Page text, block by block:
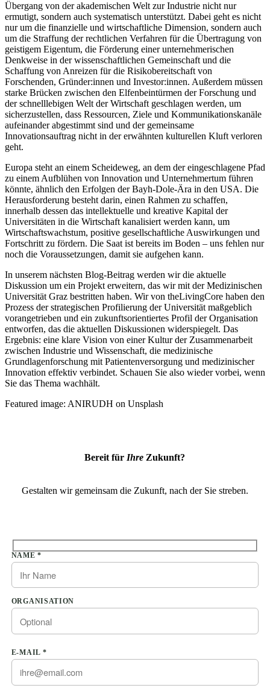
Übergang von der akademischen Welt zur Industrie nicht nur
ermutigt, sondern auch systematisch unterstützt. Dabei geht es nicht
nur um die finanzielle und wirtschaftliche Dimension, sondern auch
um die Straffung der rechtlichen Verfahren für die Übertragung von
geistigem Eigentum, die Förderung einer unternehmerischen
Denkweise in der wissenschaftlichen Gemeinschaft und die
Schaffung von Anreizen für die Risikobereitschaft von
Forschenden, Gründer:innen und Investor:innen. Außerdem müssen
starke Brücken zwischen den Elfenbeintürmen der Forschung und
der schnelllebigen Welt der Wirtschaft geschlagen werden, um
sicherzustellen, dass Ressourcen, Ziele und Kommunikationskanäle
aufeinander abgestimmt sind und der gemeinsame
Innovationsauftrag nicht in der erwähnten kulturellen Kluft verloren
geht.
Europa steht an einem Scheideweg, an dem der eingeschlagene Pfad
zu einem Aufblühen von Innovation und Unternehmertum führen
könnte, ähnlich den Erfolgen der Bayh-Dole-Ära in den USA. Die
Herausforderung besteht darin, einen Rahmen zu schaffen,
innerhalb dessen das intellektuelle und kreative Kapital der
Universitäten in die Wirtschaft kanalisiert werden kann, um
Wirtschaftswachstum, positive gesellschaftliche Auswirkungen und
Fortschritt zu fördern. Die Saat ist bereits im Boden – uns fehlen nur
noch die Voraussetzungen, damit sie aufgehen kann.
In unserem nächsten Blog-Beitrag werden wir die aktuelle
Diskussion um ein Projekt erweitern, das wir mit der Medizinischen
Universität Graz bestritten haben. Wir von theLivingCore haben den
Prozess der strategischen Profilierung der Universität maßgeblich
vorangetrieben und ein zukunftsorientiertes Profil der Organisation
entworfen, das die aktuellen Diskussionen widerspiegelt. Das
Ergebnis: eine klare Vision von einer Kultur der Zusammenarbeit
zwischen Industrie und Wissenschaft, die medizinische
Grundlagenforschung mit Patientenversorgung und medizinischer
Innovation effektiv verbindet. Schauen Sie also wieder vorbei, wenn
Sie das Thema wachhält.
Featured image: ANIRUDH on Unsplash
Bereit für Ihre Zukunft?
Gestalten wir gemeinsam die Zukunft, nach der Sie streben.
Bitte lasse dieses Feld leer.
NAME *
ORGANISATION
E-MAIL *